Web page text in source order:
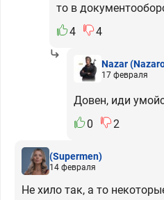
то в
4
4
Nazar
17 февраля
Довен, иди
0
2
(Supermen)
14 февраля
Не хило так, а то